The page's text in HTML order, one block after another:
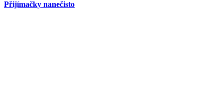
Přijímačky nanečisto